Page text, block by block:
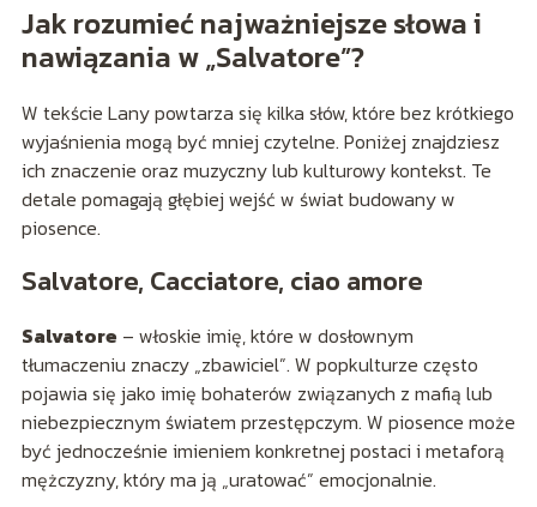
Jak rozumieć najważniejsze słowa i
nawiązania w „Salvatore”?
W tekście Lany powtarza się kilka słów, które bez krótkiego
wyjaśnienia mogą być mniej czytelne. Poniżej znajdziesz
ich znaczenie oraz muzyczny lub kulturowy kontekst. Te
detale pomagają głębiej wejść w świat budowany w
piosence.
Salvatore, Cacciatore, ciao amore
Salvatore – włoskie imię, które w dosłownym
tłumaczeniu znaczy „zbawiciel”. W popkulturze często
pojawia się jako imię bohaterów związanych z mafią lub
niebezpiecznym światem przestępczym. W piosence może
być jednocześnie imieniem konkretnej postaci i metaforą
mężczyzny, który ma ją „uratować” emocjonalnie.